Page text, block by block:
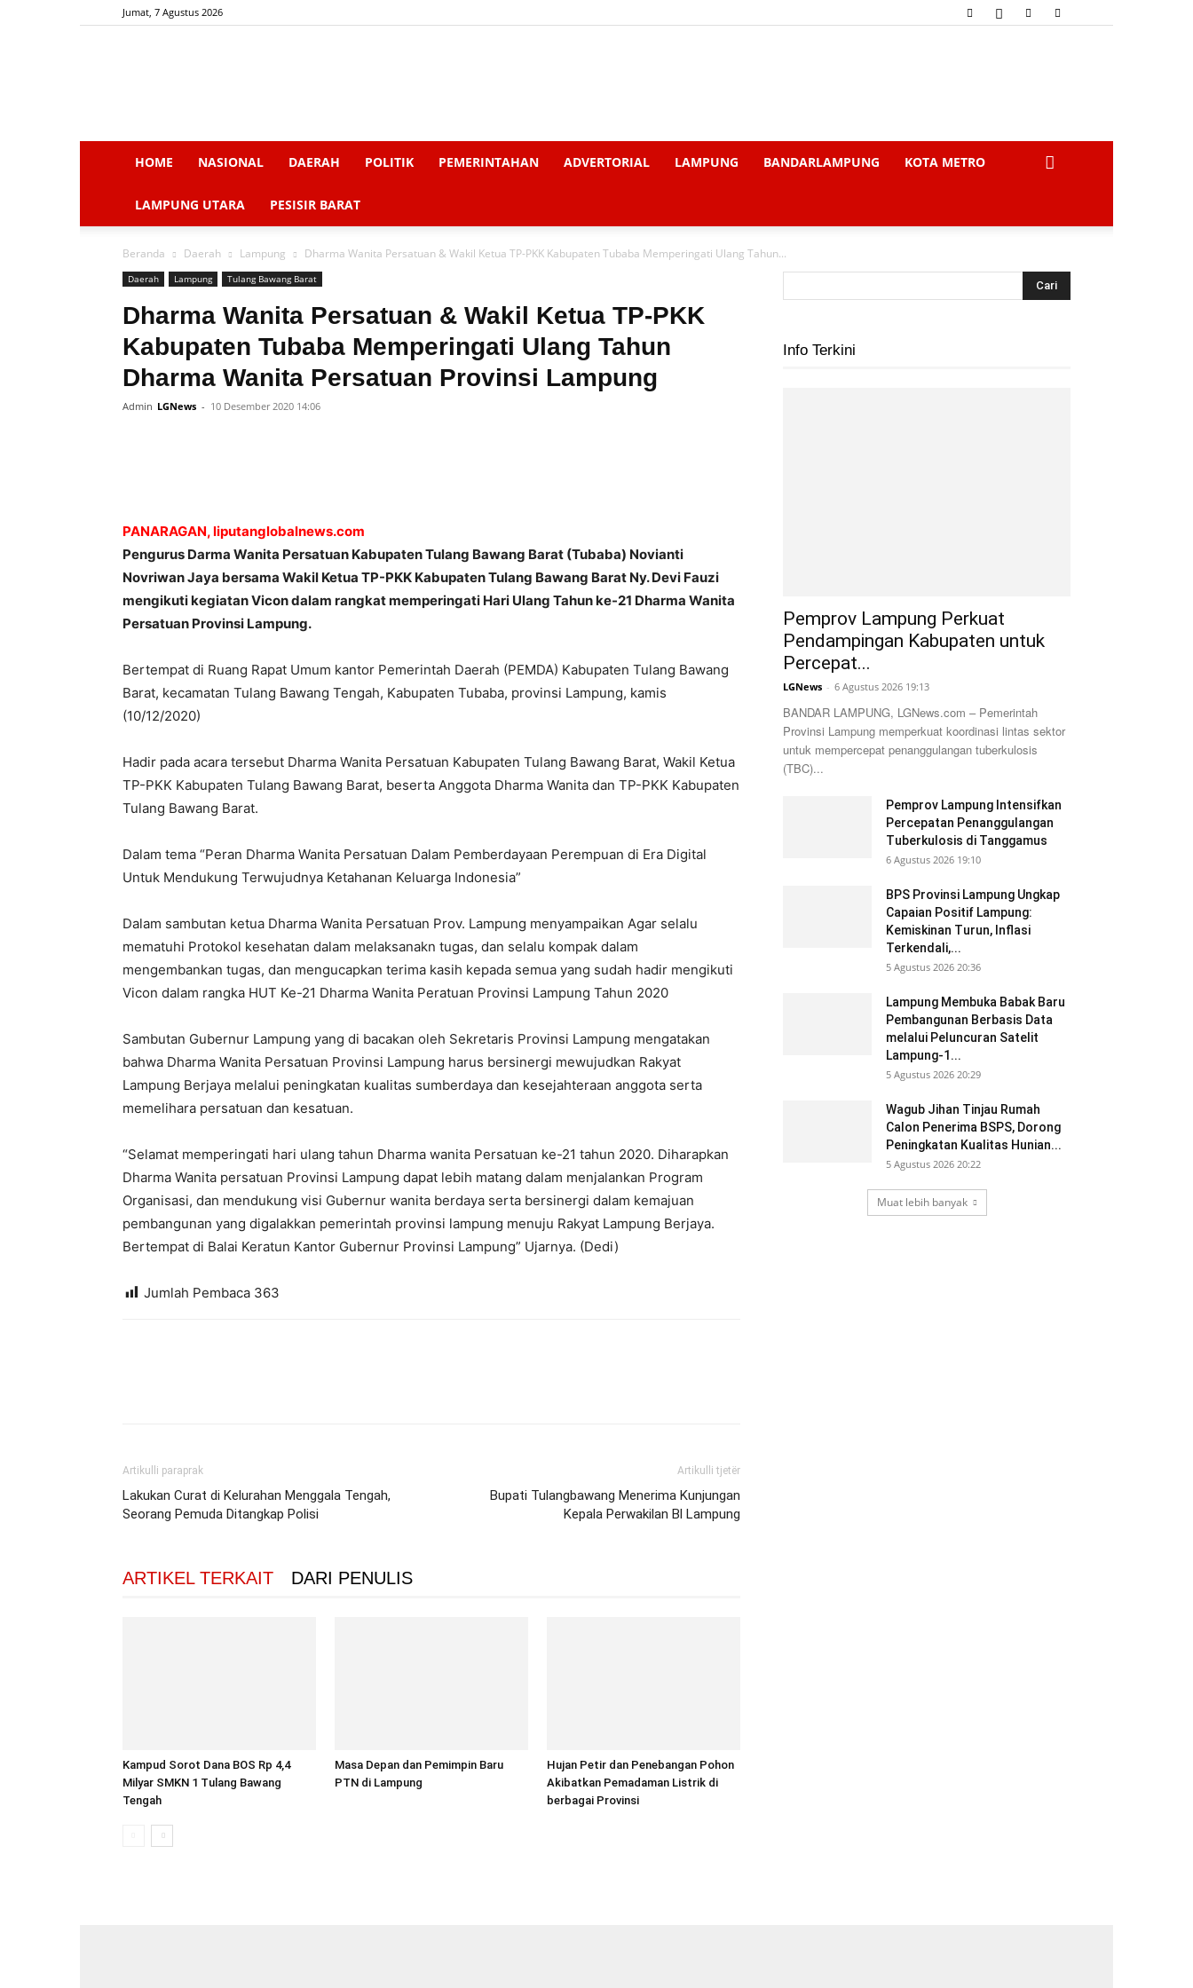
Jumat, 7 Agustus 2026
Liputan
Global
News
HOME NASIONAL DAERAH POLITIK PEMERINTAHAN ADVERTORIAL LAMPUNG BANDARLAMPUNG KOTA METRO
LAMPUNG UTARA PESISIR BARAT
Beranda Daerah Lampung Dharma Wanita Persatuan & Wakil Ketua TP-PKK Kabupaten Tubaba Memperingati Ulang Tahun...
Daerah Lampung Tulang Bawang Barat
Dharma Wanita Persatuan & Wakil Ketua TP-PKK
Kabupaten Tubaba Memperingati Ulang Tahun
Dharma Wanita Persatuan Provinsi Lampung
Admin LGNews - 10 Desember 2020 14:06
PANARAGAN, liputanglobalnews.com
Pengurus Darma Wanita Persatuan Kabupaten Tulang Bawang Barat (Tubaba) Novianti
Novriwan Jaya bersama Wakil Ketua TP-PKK Kabupaten Tulang Bawang Barat Ny. Devi Fauzi
mengikuti kegiatan Vicon dalam rangkat memperingati Hari Ulang Tahun ke-21 Dharma Wanita
Persatuan Provinsi Lampung.
Bertempat di Ruang Rapat Umum kantor Pemerintah Daerah (PEMDA) Kabupaten Tulang Bawang
Barat, kecamatan Tulang Bawang Tengah, Kabupaten Tubaba, provinsi Lampung, kamis
(10/12/2020)
Hadir pada acara tersebut Dharma Wanita Persatuan Kabupaten Tulang Bawang Barat, Wakil Ketua
TP-PKK Kabupaten Tulang Bawang Barat, beserta Anggota Dharma Wanita dan TP-PKK Kabupaten
Tulang Bawang Barat.
Dalam tema “Peran Dharma Wanita Persatuan Dalam Pemberdayaan Perempuan di Era Digital
Untuk Mendukung Terwujudnya Ketahanan Keluarga Indonesia”
Dalam sambutan ketua Dharma Wanita Persatuan Prov. Lampung menyampaikan Agar selalu
mematuhi Protokol kesehatan dalam melaksanakn tugas, dan selalu kompak dalam
mengembankan tugas, dan mengucapkan terima kasih kepada semua yang sudah hadir mengikuti
Vicon dalam rangka HUT Ke-21 Dharma Wanita Peratuan Provinsi Lampung Tahun 2020
Sambutan Gubernur Lampung yang di bacakan oleh Sekretaris Provinsi Lampung mengatakan
bahwa Dharma Wanita Persatuan Provinsi Lampung harus bersinergi mewujudkan Rakyat
Lampung Berjaya melalui peningkatan kualitas sumberdaya dan kesejahteraan anggota serta
memelihara persatuan dan kesatuan.
“Selamat memperingati hari ulang tahun Dharma wanita Persatuan ke-21 tahun 2020. Diharapkan
Dharma Wanita persatuan Provinsi Lampung dapat lebih matang dalam menjalankan Program
Organisasi, dan mendukung visi Gubernur wanita berdaya serta bersinergi dalam kemajuan
pembangunan yang digalakkan pemerintah provinsi lampung menuju Rakyat Lampung Berjaya.
Bertempat di Balai Keratun Kantor Gubernur Provinsi Lampung” Ujarnya. (Dedi)
Jumlah Pembaca 363
Artikulli paraprak
Lakukan Curat di Kelurahan Menggala Tengah,
Seorang Pemuda Ditangkap Polisi
Artikulli tjetër
Bupati Tulangbawang Menerima Kunjungan
Kepala Perwakilan Bl Lampung
ARTIKEL TERKAIT DARI PENULIS
Kampud Sorot Dana BOS Rp 4,4
Milyar SMKN 1 Tulang Bawang
Tengah
Masa Depan dan Pemimpin Baru
PTN di Lampung
Hujan Petir dan Penebangan Pohon
Akibatkan Pemadaman Listrik di
berbagai Provinsi
Info Terkini
Pemprov Lampung Perkuat
Pendampingan Kabupaten untuk
Percepat...
LGNews - 6 Agustus 2026 19:13
BANDAR LAMPUNG, LGNews.com – Pemerintah
Provinsi Lampung memperkuat koordinasi lintas sektor
untuk mempercepat penanggulangan tuberkulosis
(TBC)...
Pemprov Lampung Intensifkan
Percepatan Penanggulangan
Tuberkulosis di Tanggamus
6 Agustus 2026 19:10
BPS Provinsi Lampung Ungkap
Capaian Positif Lampung:
Kemiskinan Turun, Inflasi
Terkendali,...
5 Agustus 2026 20:36
Lampung Membuka Babak Baru
Pembangunan Berbasis Data
melalui Peluncuran Satelit
Lampung-1...
5 Agustus 2026 20:29
Wagub Jihan Tinjau Rumah
Calon Penerima BSPS, Dorong
Peningkatan Kualitas Hunian...
5 Agustus 2026 20:22
Muat lebih banyak